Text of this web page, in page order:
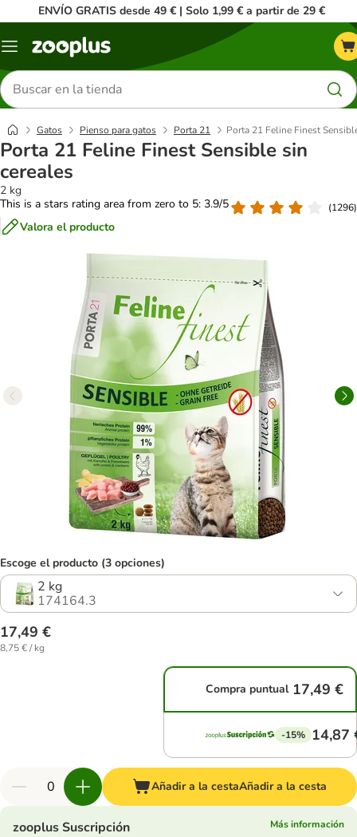
ENVÍO GRATIS desde 49 € | Solo 1,99 € a partir de 29 €
Menú
Buscar
productos
Gatos Pienso para gatos Porta 21 Porta 21 Feline Finest
Porta 21 Feline Finest Sensible sin
cereales
2 kg
This is a stars rating area from zero to 5: 3.9/5
(1296)
Valora el producto
Escoge el producto (3 opciones)
2 kg
174164.3
17,49 €
8,75 € / kg
Compra puntual 17,49 €
-15% 14,87
Añadir a la cestaAñadir a la cesta
zooplus Suscripción
Más información